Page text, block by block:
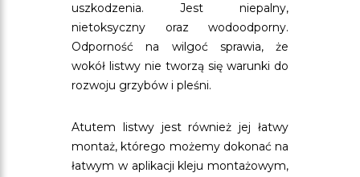
uszkodzenia. Jest niepalny,
nietoksyczny oraz wodoodporny.
Odporność na wilgoć sprawia, że
wokół listwy nie tworzą się warunki do
rozwoju grzybów i pleśni.
Atutem listwy jest również jej łatwy
montaż, którego możemy dokonać na
łatwym w aplikacji kleju montażowym,